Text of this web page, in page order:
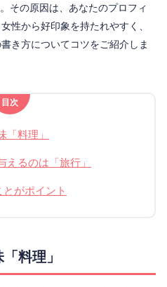
その原因は、あなたのプロフィ
性から好印象を持たれやすく、
き方についてコツをご紹介しま
目次
「料理」
えるのは「旅行」
とがポイント
料理」